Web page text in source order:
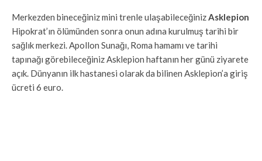
Merkezden bineceğiniz mini trenle ulaşabileceğinizAsklepion
Hipokrat’ın ölümünden sonra onun adına kurulmuş tarihi bir
sağlık merkezi. Apollon Sunağı, Roma hamamı ve tarihi
tapınağı görebileceğiniz Asklepion haftanın her günü ziyarete
açık. Dünyanın ilk hastanesi olarak da bilinen Asklepion’a giriş
ücreti 6 euro.